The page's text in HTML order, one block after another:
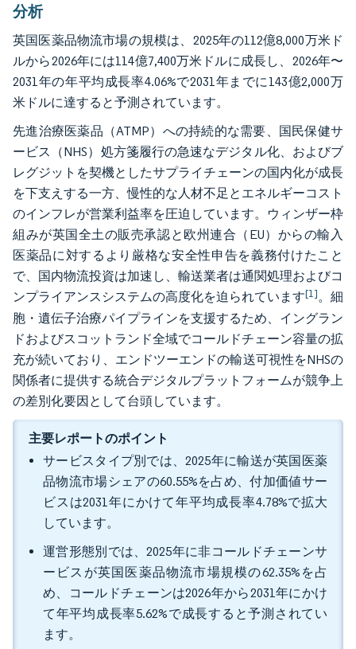
分析
英国医薬品物流市場の規模は、2025年の112億8,000万米ド
ルから2026年には114億7,400万米ドルに成長し、2026年〜
2031年の年平均成長率4.06%で2031年までに143億2,000万
米ドルに達すると予測されています。
先進治療医薬品（ATMP）への持続的な需要、国民保健サ
ービス（NHS）処方箋履行の急速なデジタル化、およびブ
レグジットを契機としたサプライチェーンの国内化が成長
を下支えする一方、慢性的な人材不足とエネルギーコスト
のインフレが営業利益率を圧迫しています。ウィンザー枠
組みが英国全土の販売承認と欧州連合（EU）からの輸入
医薬品に対するより厳格な安全性申告を義務付けたこと
で、国内物流投資は加速し、輸送業者は通関処理およびコ
ンプライアンスシステムの高度化を迫られています[1]。細
胞・遺伝子治療パイプラインを支援するため、イングラン
ドおよびスコットランド全域でコールドチェーン容量の拡
充が続いており、エンドツーエンドの輸送可視性をNHSの
関係者に提供する統合デジタルプラットフォームが競争上
の差別化要因として台頭しています。
主要レポートのポイント
サービスタイプ別では、2025年に輸送が英国医薬
品物流市場シェアの60.55%を占め、付加価値サー
ビスは2031年にかけて年平均成長率4.78%で拡大
しています。
運営形態別では、2025年に非コールドチェーンサ
ービスが英国医薬品物流市場規模の62.35%を占
め、コールドチェーンは2026年から2031年にかけ
て年平均成長率5.62%で成長すると予測されてい
ます。